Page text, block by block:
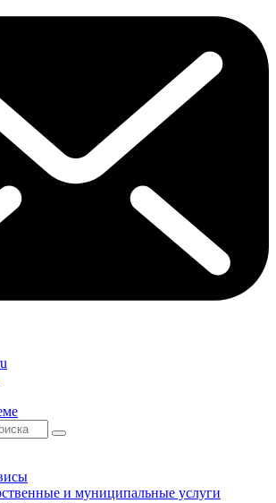
и муниципальные услуги